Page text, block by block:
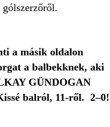
a másik oldalon
a balbekknek, aki
GÜNDOGAN
balról, 11-ről. 2–0!